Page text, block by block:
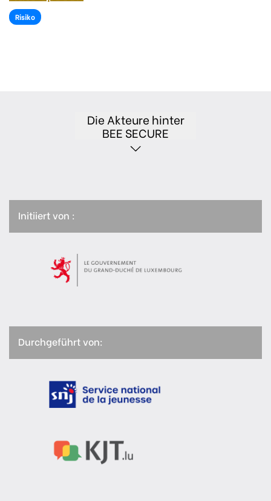
Risiko
Die Akteure hinter
BEE SECURE
Initiiert von :
Durchgeführt von: